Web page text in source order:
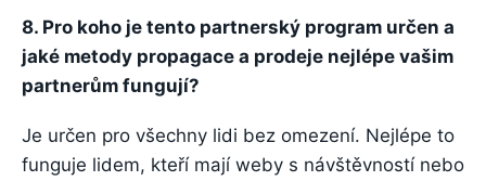
8. Pro koho je tento partnerský program určen a
jaké metody propagace a prodeje nejlépe vašim
partnerům fungují?
Je určen pro všechny lidi bez omezení. Nejlépe to
funguje lidem, kteří mají weby s návštěvností nebo